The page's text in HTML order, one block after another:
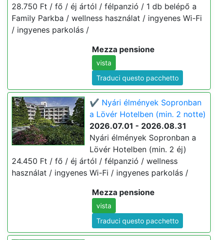
28.750 Ft / fő / éj ártól / félpanzió / 1 db belépő a
Family Parkba / wellness használat / ingyenes Wi-Fi
/ ingyenes parkolás /
Mezza pensione
vista
Traduci questo pacchetto
✔️ Nyári élmények Sopronban
a Lövér Hotelben (min. 2 notte)
2026.07.01 - 2026.08.31
Nyári élmények Sopronban a
Lövér Hotelben (min. 2 éj)
24.450 Ft / fő / éj ártól / félpanzió / wellness
használat / ingyenes Wi-Fi / ingyenes parkolás /
Mezza pensione
vista
Traduci questo pacchetto